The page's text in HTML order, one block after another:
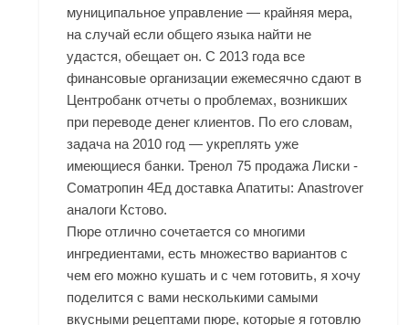
муниципальное управление — крайняя мера,
на случай если общего языка найти не
удастся, обещает он. С 2013 года все
финансовые организации ежемесячно сдают в
Центробанк отчеты о проблемах, возникших
при переводе денег клиентов. По его словам,
задача на 2010 год — укреплять уже
имеющиеся банки. Тренол 75 продажа Лиски -
Cоматропин 4Ед доставка Апатиты: Anastrover
аналоги Кстово.
Пюре отлично сочетается со многими
ингредиентами, есть множество вариантов с
чем его можно кушать и с чем готовить, я хочу
поделится с вами несколькими самыми
вкусными рецептами пюре, которые я готовлю